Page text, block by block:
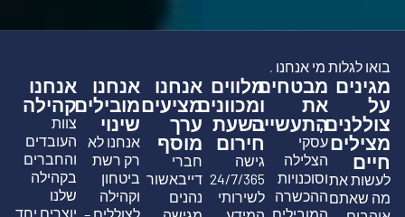
בואו לגלות מי אנחנו.
מגינים
על
צוללנים,
מצילים
חיים
לעשות את
מה שאתם
מבטחים
את
התעשייה
עסקי
הצלילה
וסוכנויות
ההכשרה
מלווים
ומכוונים
בשעת
חירום
גישה
24/7/365
לשירותי
אנחנו
מציעים
ערך
מוסף
חברי
דייבאשור
נהנים
אנחנו
מובילים
שינוי
אנחנו לא
רק רשת
ביטחון
וקהילה
אנחנו
קהילה
צוות
העובדים
והחברים
בקהילה
שלנו
יוצרים יחד